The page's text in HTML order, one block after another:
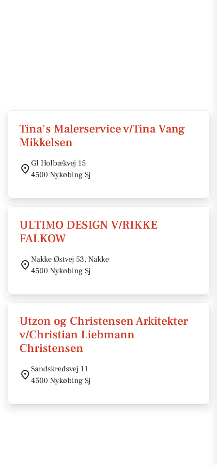
Tina's Malerservice v/Tina Vang
Mikkelsen
Gl Holbækvej 15
4500 Nykøbing Sj
ULTIMO DESIGN V/RIKKE
FALKOW
Nakke Østvej 53, Nakke
4500 Nykøbing Sj
Utzon og Christensen Arkitekter
v/Christian Liebmann
Christensen
Sandskredsvej 11
4500 Nykøbing Sj